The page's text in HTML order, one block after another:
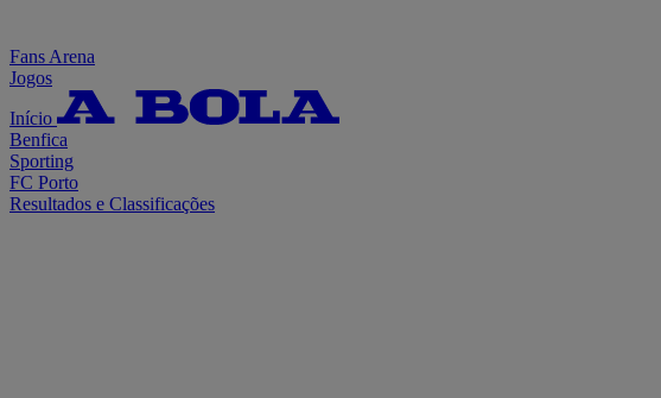
Fans Arena
Jogos
Início
Benfica
Sporting
FC Porto
Resultados e Classificações